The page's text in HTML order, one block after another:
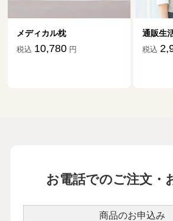
メディカル枕
税込 10,780 円
通販生
税込
お電話でのご注文・
商品のお申込み